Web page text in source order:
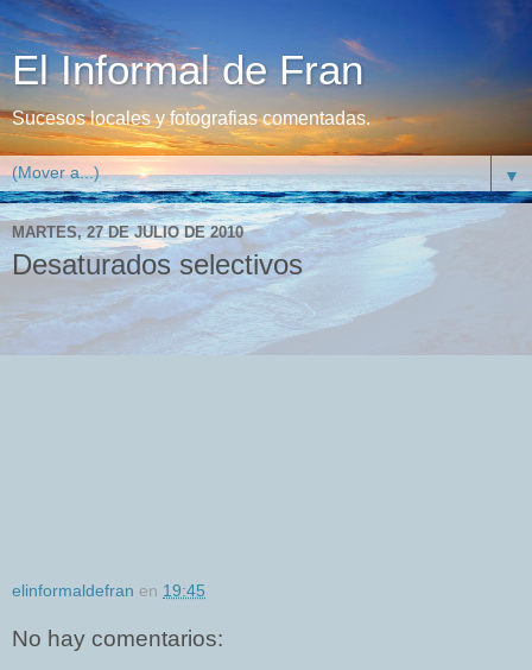
El Informal de Fran
Sucesos locales y fotografias comentadas.
▼
MARTES, 27 DE JULIO DE 2010
Desaturados selectivos
elinformaldefran en 19:45
No hay comentarios: